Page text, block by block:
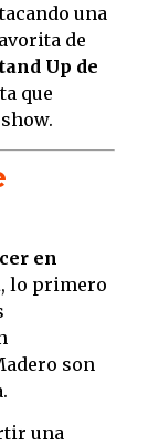
una
de
Up de
que
en
, lo primero
son
una